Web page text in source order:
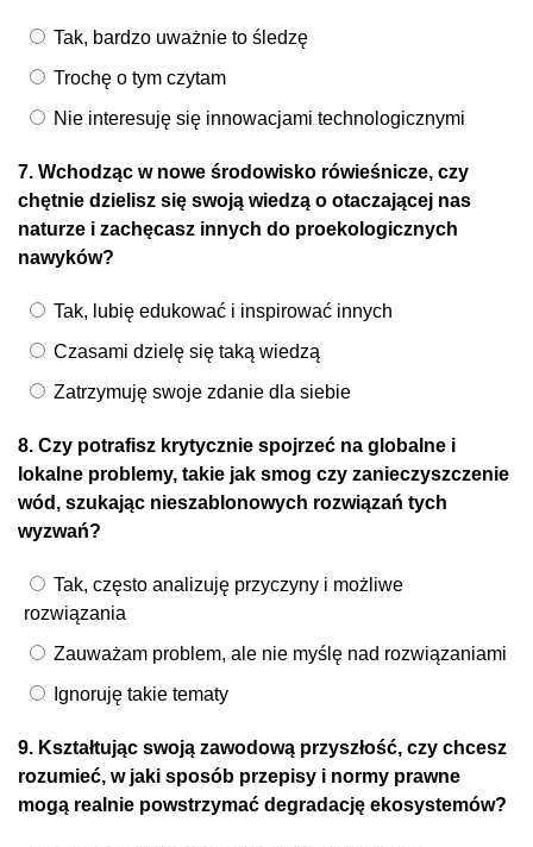
Tak, bardzo uważnie to śledzę
Trochę o tym czytam
Nie interesuję się innowacjami technologicznymi
7. Wchodząc w nowe środowisko rówieśnicze, czy
chętnie dzielisz się swoją wiedzą o otaczającej nas
naturze i zachęcasz innych do proekologicznych
nawyków?
Tak, lubię edukować i inspirować innych
Czasami dzielę się taką wiedzą
Zatrzymuję swoje zdanie dla siebie
8. Czy potrafisz krytycznie spojrzeć na globalne i
lokalne problemy, takie jak smog czy zanieczyszczenie
wód, szukając nieszablonowych rozwiązań tych
wyzwań?
Tak, często analizuję przyczyny i możliwe
rozwiązania
Zauważam problem, ale nie myślę nad rozwiązaniami
Ignoruję takie tematy
9. Kształtując swoją zawodową przyszłość, czy chcesz
rozumieć, w jaki sposób przepisy i normy prawne
mogą realnie powstrzymać degradację ekosystemów?